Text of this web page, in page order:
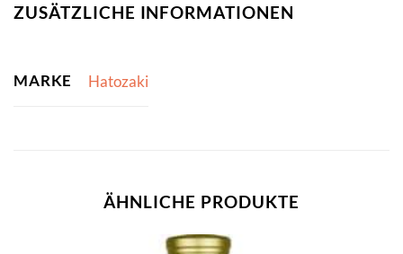
ZUSÄTZLICHE INFORMATIONEN
MARKE Hatozaki
ÄHNLICHE PRODUKTE